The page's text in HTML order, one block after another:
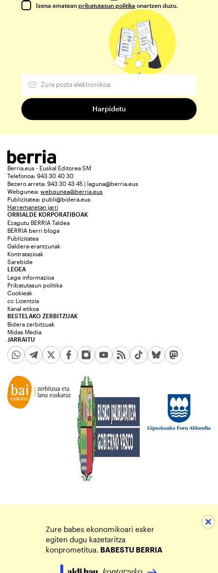
Izena ematean pribatutasun politika onartzen duzu.
Berria.eus - Euskal Editorea SM
Telefonoa: 943 30 40 30
Bezero arreta: 943 30 43 45 | laguna@berria.eus
Webgunea: webgunea@berria.eus
Publizitatea: publi@bidera.eus
Harremanetan jarri
ORRIALDE KORPORATIBOAK
Ezagutu BERRIA Taldea
BERRIA berri bloga
Publizitatea
Galdera-erantzunak
Kontratazioak
Sarebide
JARRAITU
LEGEA
Lege informazioa
Pribatutasun politika
Cookieak
cc Lizentzia
Kanal etikoa
BESTELAKO ZERBITZUAK
Bidera zerbitzuak
Midas Media
Zure babes ekonomikoari esker
egiten dugu kazetaritza
konprometitua. BABESTU BERRIA